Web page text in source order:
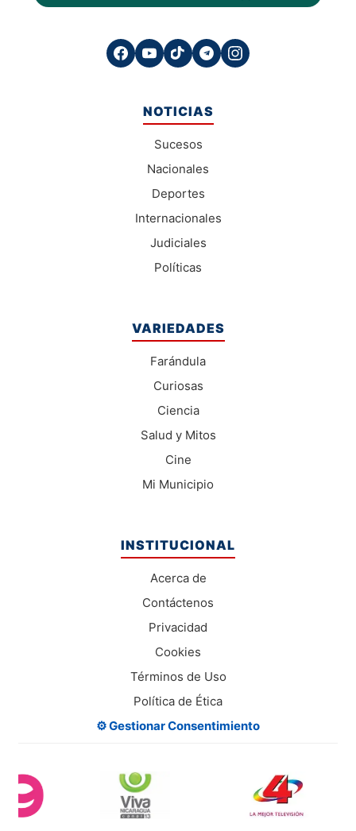
NOTICIAS
Sucesos
Nacionales
Deportes
Internacionales
Judiciales
Políticas
VARIEDADES
Farándula
Curiosas
Ciencia
Salud y Mitos
Cine
Mi Municipio
INSTITUCIONAL
Acerca de
Contáctenos
Privacidad
Cookies
Términos de Uso
Política de Ética
⚙️ Gestionar Consentimiento